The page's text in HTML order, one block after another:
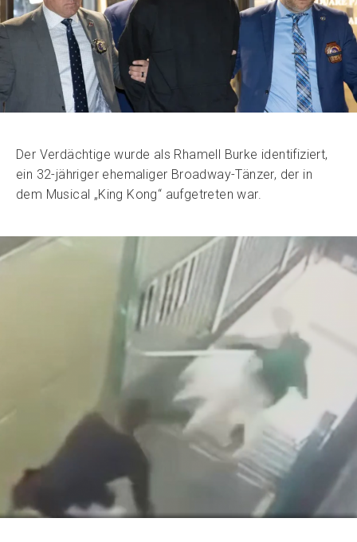
Der Verdächtige wurde als Rhamell Burke identifiziert,
ein 32-jähriger ehemaliger Broadway-Tänzer, der in
dem Musical „King Kong“ aufgetreten war.